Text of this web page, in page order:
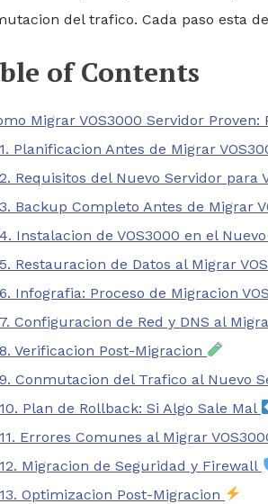
del trafico. Cada paso esta
of Contents
Migrar VOS3000 Servidor Proven:
1. Planificacion Antes de Migrar
2. Requisitos del Nuevo Servidor para
3. Backup Completo Antes de Migrar
4. Instalacion de VOS3000 en el
5. Restauracion de Datos al Migrar
6. Infografia: Proceso de Migracion
7. Configuracion de Red y DNS al
8. Verificacion Post-Migracion
9. Conmutacion del Trafico al Nuevo
10. Plan de Rollback: Si Algo Sale Mal
11. Errores Comunes al Migrar
12. Migracion de Seguridad y Firewall
13. Optimizacion Post-Migracion